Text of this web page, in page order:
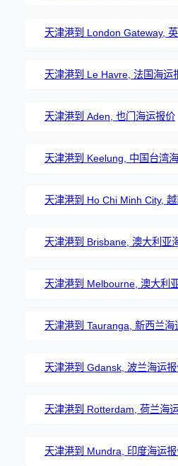
天津港到 London Gateway,
天津港到 Le Havre, 法国海运
天津港到 Aden, 也门海运报价
天津港到 Keelung, 中国台湾
天津港到 Ho Chi Minh City,
天津港到 Brisbane, 澳大利亚
天津港到 Melbourne, 澳大利
天津港到 Tauranga, 新西兰海
天津港到 Gdansk, 波兰海运
天津港到 Rotterdam, 荷兰海
天津港到 Mundra, 印度海运